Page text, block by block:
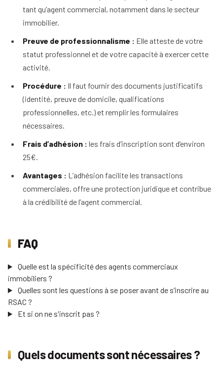
nos
conseils
Comment
agent
immobilier
Le
net
d'un
agent
Le
rôle
d'un
immobilier
guides
Le
guide
l'IA
dans
l'immobilier
Réussir
pige
immobilière
Comment
mandat
Les métiers
l'immobilier
Le
mandataire
indépendant
Le
immobilier
Tous
nos
conseils
tant qu’agent commercial, notamment dans le secteur
immobilier.
Preuve de professionnalisme : Elle atteste de votre
statut professionnel et de votre capacité à exercer cette
activité.
Procédure : Il faut fournir des documents justificatifs
(identité, preuve de domicile, qualifications
professionnelles, etc.) et remplir les formulaires
nécessaires.
Frais d’adhésion : les frais d’inscription sont d’environ
25€.
Avantages : L’adhésion facilite les transactions
commerciales, offre une protection juridique et contribue
à la crédibilité de l’agent commercial.
FAQ
Quelle est la spécificité des agents commerciaux
immobiliers ?
Quelles sont les questions à se poser avant de s’inscrire au
RSAC ?
Et si on ne s'inscrit pas ?
Quels documents sont nécessaires ?